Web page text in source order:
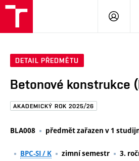
Brno
DETAIL PŘEDMĚTU
Betonové konstrukce
AKADEMICKÝ ROK 2025/26
BLA008 předmět zařazen v 1
BPC-SI / K zimní semestr 3.